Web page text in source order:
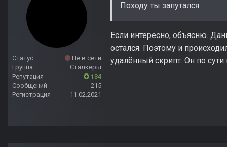
Статус
Не в сети
Группа
Сталкеры
Репутация
134
Сообщений
215
Регистрация
11.02.2021
Походу ты запутался
Если интересно, объясню.
остался. Поэтому и
удалённый скрипт. Он по